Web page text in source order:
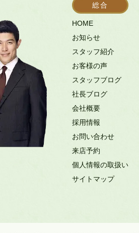
総合
HOME
お知らせ
スタッフ紹介
お客様の声
スタッフブログ
社長ブログ
会社概要
採用情報
お問い合わせ
来店予約
個人情報の取扱い
サイトマップ